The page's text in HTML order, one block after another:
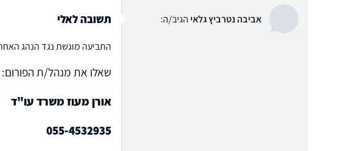
אביבה נטרביץ גלאי הגיב/ה: תשובה לאלי
התביעה מוגשת נגד הנהג
שאלו את מנהל/ת הפורום:
אורן מעוז משרד עו"ד
055-4532935